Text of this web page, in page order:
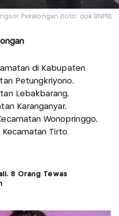
Pekalongan (foto: dok BNPB)
di Kabupaten
Petungkriyono,
Lebakbarang,
Karanganyar,
Wonopringgo,
Kecamatan Tirto.
8 Orang Tewas